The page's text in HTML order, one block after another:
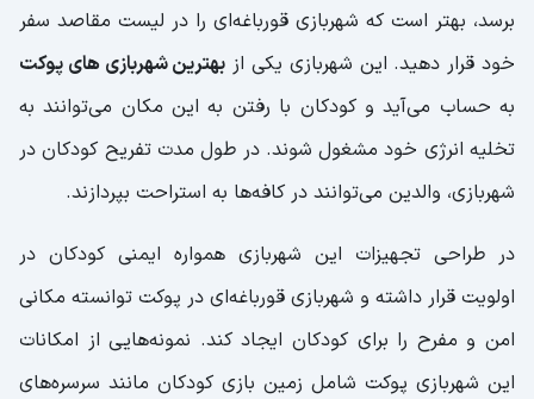
برسد، بهتر است که شهربازی قورباغه‌ای را در لیست مقاصد سفر
خود قرار دهید. این شهربازی یکی از بهترین شهربازی ‌های پوکت
به‌ حساب می‌آید و کودکان با رفتن به این مکان می‌توانند به
تخلیه انرژی خود مشغول شوند. در طول مدت تفریح کودکان در
شهربازی، والدین می‌توانند در کافه‌ها به استراحت بپردازند.
در طراحی تجهیزات این شهربازی همواره ایمنی کودکان در
اولويت قرار داشته و شهربازی قورباغه‌ای در پوکت توانسته مکانی
امن و مفرح را برای کودکان ایجاد کند. نمونه‌هایی از امکانات
این شهربازی پوکت شامل زمین بازی کودکان مانند سرسره‌های